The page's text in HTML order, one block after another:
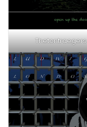
Thetontraegers